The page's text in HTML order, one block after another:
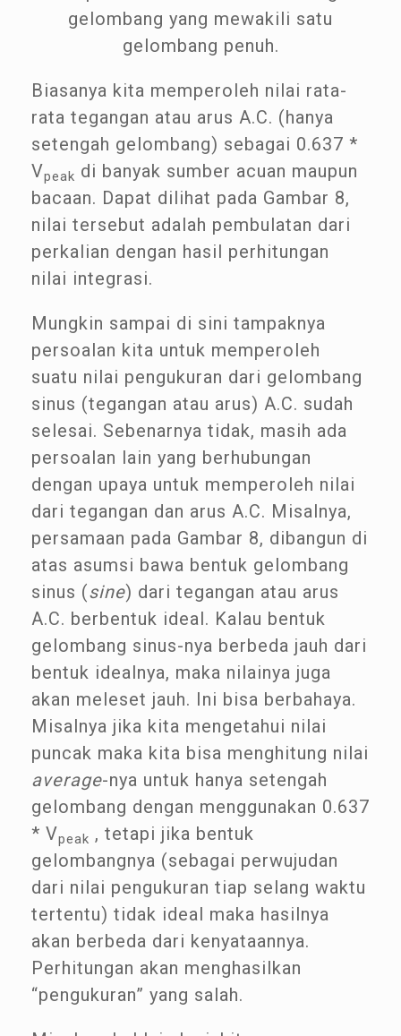
gelombang yang mewakili satu
gelombang penuh.
Biasanya kita memperoleh nilai rata-
rata tegangan atau arus A.C. (hanya
setengah gelombang) sebagai 0.637 *
Vpeak di banyak sumber acuan maupun
bacaan. Dapat dilihat pada Gambar 8,
nilai tersebut adalah pembulatan dari
perkalian dengan hasil perhitungan
nilai integrasi.
Mungkin sampai di sini tampaknya
persoalan kita untuk memperoleh
suatu nilai pengukuran dari gelombang
sinus (tegangan atau arus) A.C. sudah
selesai. Sebenarnya tidak, masih ada
persoalan lain yang berhubungan
dengan upaya untuk memperoleh nilai
dari tegangan dan arus A.C. Misalnya,
persamaan pada Gambar 8, dibangun di
atas asumsi bawa bentuk gelombang
sinus (sine) dari tegangan atau arus
A.C. berbentuk ideal. Kalau bentuk
gelombang sinus-nya berbeda jauh dari
bentuk idealnya, maka nilainya juga
akan meleset jauh. Ini bisa berbahaya.
Misalnya jika kita mengetahui nilai
puncak maka kita bisa menghitung nilai
average-nya untuk hanya setengah
gelombang dengan menggunakan 0.637
* Vpeak , tetapi jika bentuk
gelombangnya (sebagai perwujudan
dari nilai pengukuran tiap selang waktu
tertentu) tidak ideal maka hasilnya
akan berbeda dari kenyataannya.
Perhitungan akan menghasilkan
“pengukuran” yang salah.